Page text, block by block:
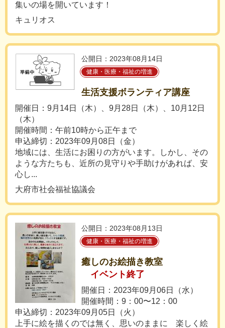
集いの場を開いています！
キュリオス
公開日：2023年08月14日
健康・医療・福祉の増進
生活支援ボランティア講座
開催日：9月14日（木）、9月28日（木）、10月12日
（木）
開催時間：午前10時から正午まで
申込締切：2023年09月08日（金）
地域には、生活にお困りの方がいます。しかし、その
ような方たちも、近所の見守りや手助けがあれば、安
心し...
大府市社会福祉協議会
公開日：2023年08月13日
健康・医療・福祉の増進
癒しのお絵描き教室
イベント終了
開催日：2023年09月06日（水）
開催時間：9：00〜12：00
申込締切：2023年09月05日（火）
上手に絵を描くのでは無く、思いのままに 楽しく絵